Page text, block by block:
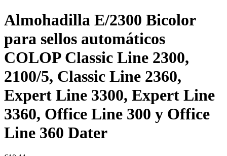
Almohadilla E/2300 Bicolor
para sellos automáticos
COLOP Classic Line 2300,
2100/5, Classic Line 2360,
Expert Line 3300, Expert Line
3360, Office Line 300 y Office
Line 360 Dater